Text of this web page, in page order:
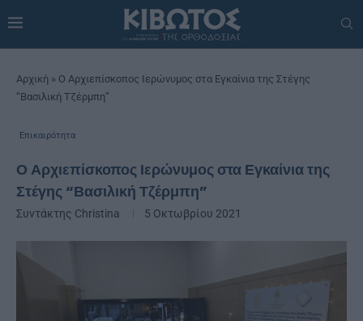
Αρχική » Ο Αρχιεπίσκοπος Ιερώνυμος στα Εγκαίνια της Στέγης
“Βασιλική Τζέρμπη”
Επικαιρότητα
Ο Αρχιεπίσκοπος Ιερώνυμος στα Εγκαίνια της
Στέγης “Βασιλική Τζέρμπη”
Συντάκτης Christina 5 Οκτωβρίου 2021